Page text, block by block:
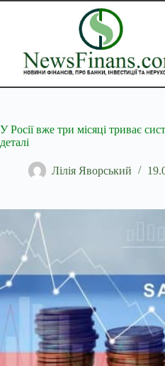
Перейти
У Росії вже три місяці триває
деталі
Лілія Яворський